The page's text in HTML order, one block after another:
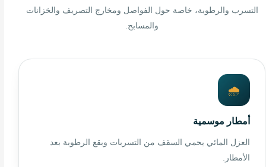
التسرب والرطوبة، خاصة حول الفواصل ومخارج التصريف والخزانات
والمسابح.
🌧️
أمطار موسمية
العزل المائي يحمي السقف من التسربات وبقع الرطوبة بعد
الأمطار.